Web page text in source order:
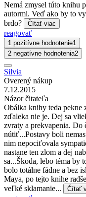
Nemá zmysel túto knihu
autormi. Veď ako by to
brdo?
Čítať viac
reagovať
1 pozitívne hodnotenie1
2 negatívne hodnotenia2
Silvia
Overený nákup
7.12.2015
Názor čitateľa
Obálka knihy teda pekne
zďaleka nie je. Dej sa
zvraty a prekvapenia. Do
nútiť...Postavy boli
nim nepociťovala
nastane ten zlom a dej
sa...Škoda, lebo téma by
bolo totálne fádne a bez
Maya, po tejto knihe
veľké sklamanie...
Čítať